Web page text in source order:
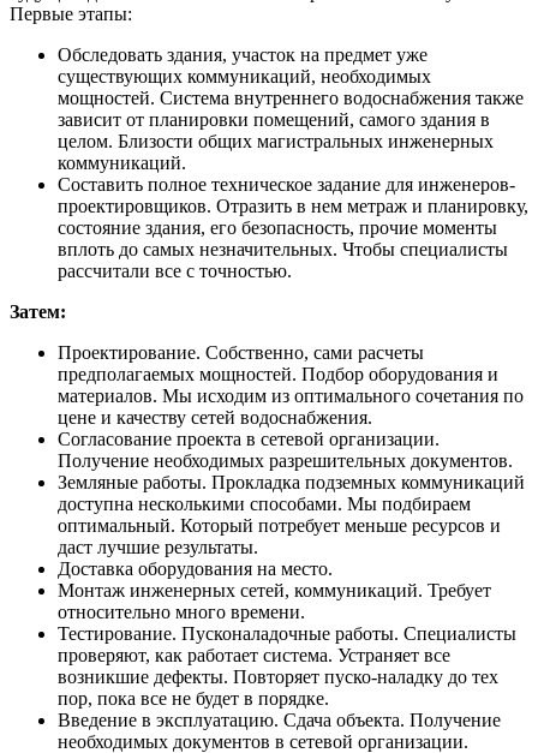
Первые этапы:
Обследовать здания, участок на предмет уже
существующих коммуникаций, необходимых
мощностей. Система внутреннего водоснабжения также
зависит от планировки помещений, самого здания в
целом. Близости общих магистральных инженерных
коммуникаций.
Составить полное техническое задание для инженеров-
проектировщиков. Отразить в нем метраж и планировку,
состояние здания, его безопасность, прочие моменты
вплоть до самых незначительных. Чтобы специалисты
рассчитали все с точностью.
Затем:
Проектирование. Собственно, сами расчеты
предполагаемых мощностей. Подбор оборудования и
материалов. Мы исходим из оптимального сочетания по
цене и качеству сетей водоснабжения.
Согласование проекта в сетевой организации.
Получение необходимых разрешительных документов.
Земляные работы. Прокладка подземных коммуникаций
доступна несколькими способами. Мы подбираем
оптимальный. Который потребует меньше ресурсов и
даст лучшие результаты.
Доставка оборудования на место.
Монтаж инженерных сетей, коммуникаций. Требует
относительно много времени.
Тестирование. Пусконаладочные работы. Специалисты
проверяют, как работает система. Устраняет все
возникшие дефекты. Повторяет пуско-наладку до тех
пор, пока все не будет в порядке.
Введение в эксплуатацию. Сдача объекта. Получение
необходимых документов в сетевой организации.